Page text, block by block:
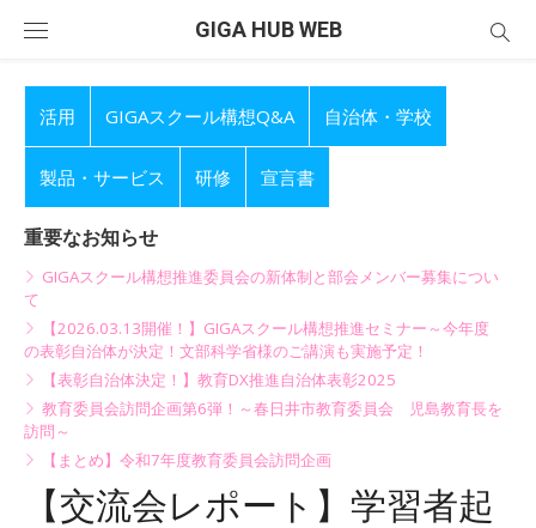
GIGA HUB WEB
活用 GIGAスクール構想Q&A 自治体・学校
製品・サービス 研修 宣言書
重要なお知らせ
GIGAスクール構想推進委員会の新体制と部会メンバー募集につい
て
【2026.03.13開催！】GIGAスクール構想推進セミナー～今年度
の表彰自治体が決定！文部科学省様のご講演も実施予定！
【表彰自治体決定！】教育DX推進自治体表彰2025
教育委員会訪問企画第6弾！～春日井市教育委員会 児島教育長を
訪問～
【まとめ】令和7年度教育委員会訪問企画
【交流会レポート】学習者起